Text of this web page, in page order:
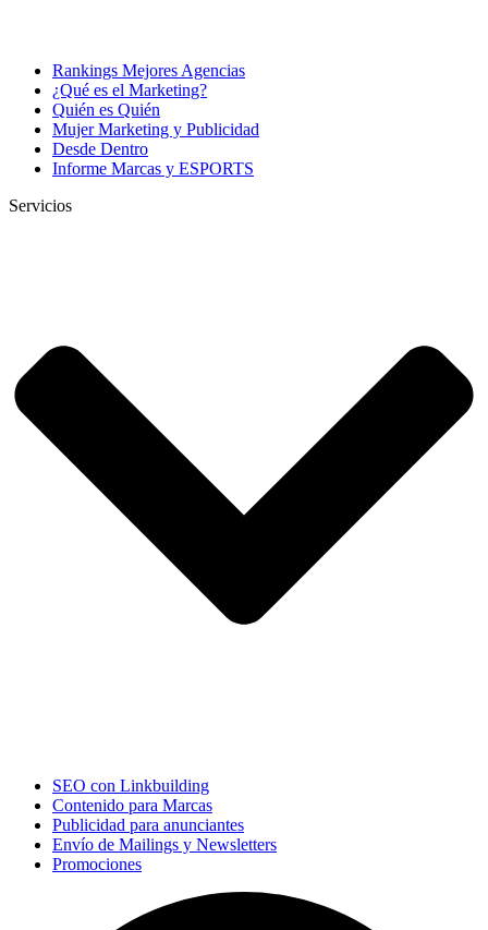
Rankings Mejores Agencias
¿Qué es el Marketing?
Quién es Quién
Mujer Marketing y Publicidad
Desde Dentro
Informe Marcas y ESPORTS
Servicios
SEO con Linkbuilding
Contenido para Marcas
Publicidad para anunciantes
Envío de Mailings y Newsletters
Promociones